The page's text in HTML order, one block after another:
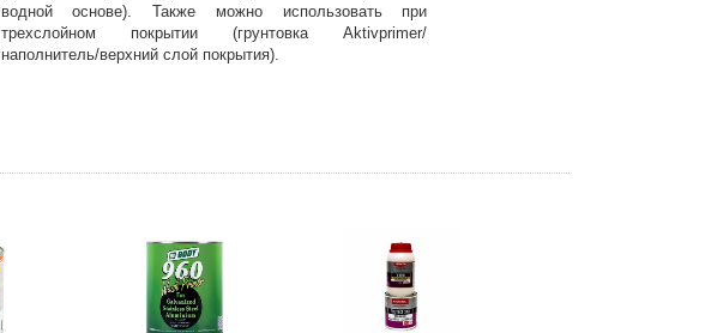
водной основе). Также можно использовать при
трехслойном покрытии (грунтовка Aktivprimer/
наполнитель/верхний слой покрытия).